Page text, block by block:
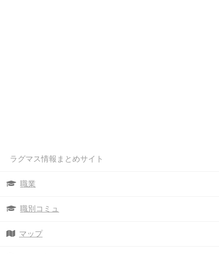
ラグマス情報まとめサイト
職業
職別コミュ
マップ